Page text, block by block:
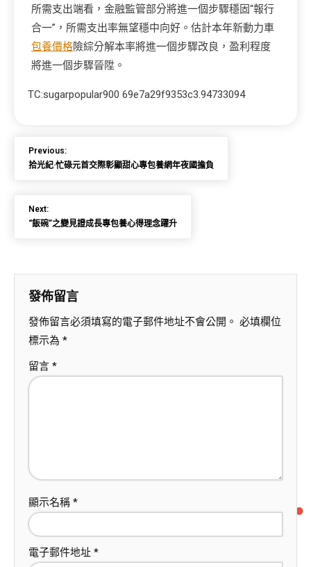
所需支出端看，金融監管部分將進一個步驟穩固“報行
合一”，所需支出率無望穩中向好。估計本年新動力車
包養價格險綜分解本率將進一個步驟改良，盈利程度
將進一個步驟晉陞。
TC:sugarpopular900 69e7a29f9353c3.94733094
Previous:
拾光紀·忙碌元首交際彰顯甜心專包養網年夜國擔負
Next:
“飯碗”之變見證成長專包養心得理念躍升
發佈留言
發佈留言必須填寫的電子郵件地址不會公開。 必填欄位
標示為 *
留言 *
顯示名稱 *
電子郵件地址 *